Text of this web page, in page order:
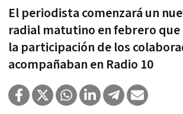
El periodista comenzará un
radial matutino en febrero que
la participación de los
acompañaban en Radio 10